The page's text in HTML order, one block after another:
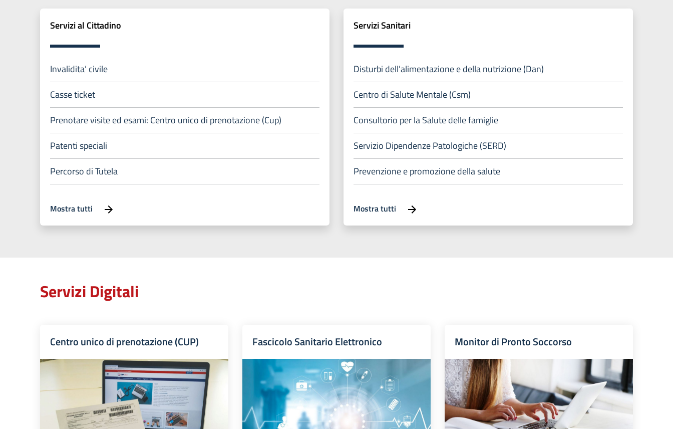
Servizi al Cittadino
Invalidita’ civile
Casse ticket
Prenotare visite ed esami: Centro unico di prenotazione (Cup)
Patenti speciali
Percorso di Tutela
Mostra tutti
Servizi Sanitari
Disturbi dell’alimentazione e della nutrizione (Dan)
Centro di Salute Mentale (Csm)
Consultorio per la Salute delle famiglie
Servizio Dipendenze Patologiche (SERD)
Prevenzione e promozione della salute
Mostra tutti
Servizi Digitali
Centro unico di prenotazione (CUP) Fascicolo Sanitario Elettronico Monitor di Pronto Soccorso